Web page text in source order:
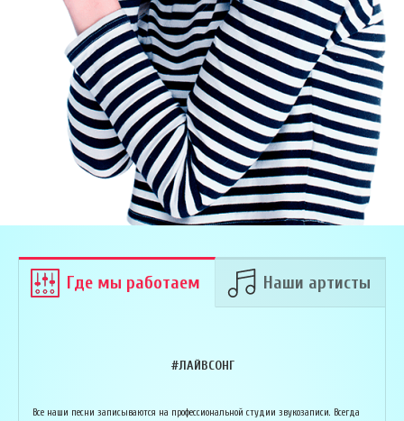
Где мы работаем Наши артисты
#ЛАЙВСОНГ
Все наши песни записываются на профессиональной студии звукозаписи. Всегда
Армен Алавердян
Основатель организации "Лайвсонг". С детства занимается музыкой, пишет